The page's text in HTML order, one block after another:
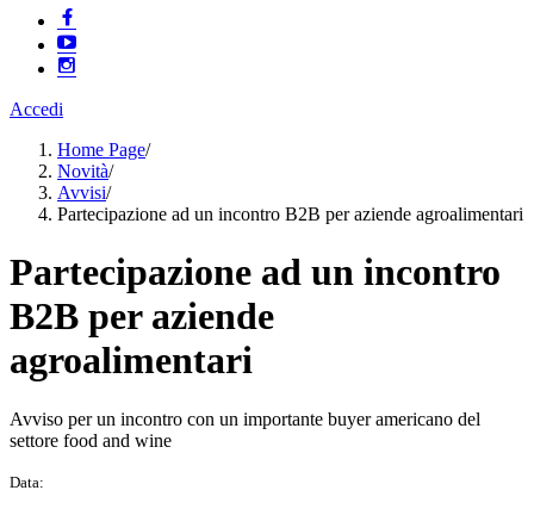
Accedi
Home Page/
Novità/
Avvisi/
Partecipazione ad un incontro B2B per aziende agroalimentari
Partecipazione ad un incontro
B2B per aziende
agroalimentari
Avviso per un incontro con un importante buyer americano del
settore food and wine
Data: